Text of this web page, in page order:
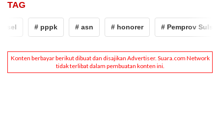
TAG
# pppk # asn # honorer # Pemprov Sulsel